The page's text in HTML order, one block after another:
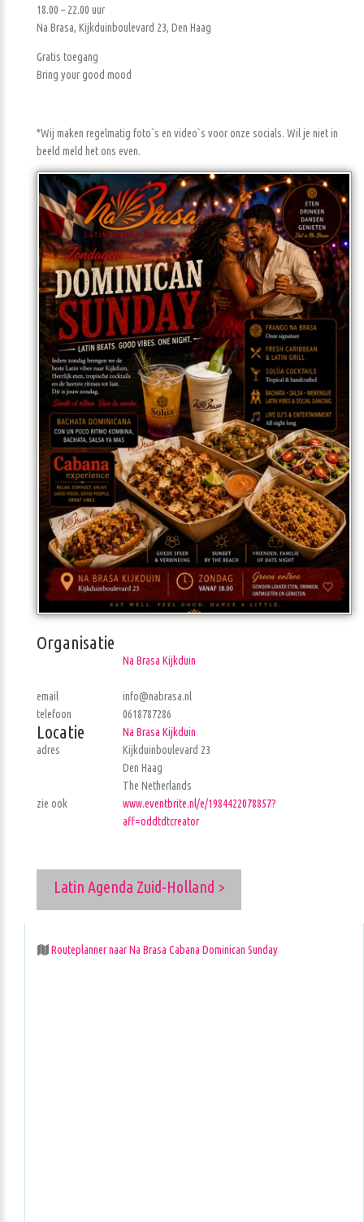
18.00 – 22.00 uur
Na Brasa, Kijkduinboulevard 23, Den Haag
Gratis toegang
Bring your good mood
*Wij maken regelmatig foto`s en video`s voor onze socials. Wil je niet in
beeld meld het ons even.
Organisatie
Na Brasa Kijkduin
email
info@nabrasa.nl
telefoon
0618787286
Locatie
Na Brasa Kijkduin
adres
Kijkduinboulevard 23
Den Haag
The Netherlands
zie ook
www.eventbrite.nl/e/1984422078857?
aff=oddtdtcreator
Latin Agenda Zuid-Holland >
Routeplanner naar Na Brasa Cabana Dominican Sunday